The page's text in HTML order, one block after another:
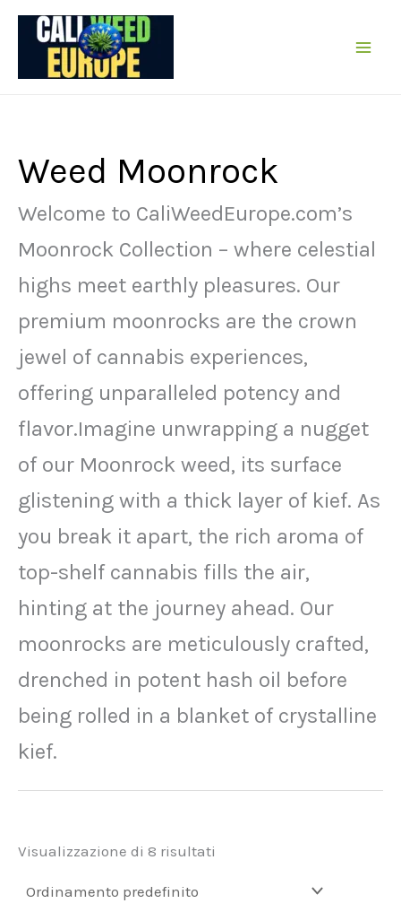
Vai
contenuto
Weed Moonrock
Welcome to CaliWeedEurope.com’s
Moonrock Collection – where celestial
highs meet earthly pleasures. Our
premium moonrocks are the crown
jewel of cannabis experiences,
offering unparalleled potency and
flavor.Imagine unwrapping a nugget
of our Moonrock weed, its surface
glistening with a thick layer of kief. As
you break it apart, the rich aroma of
top-shelf cannabis fills the air,
hinting at the journey ahead. Our
moonrocks are meticulously crafted,
drenched in potent hash oil before
being rolled in a blanket of crystalline
kief.
Visualizzazione di 8 risultati